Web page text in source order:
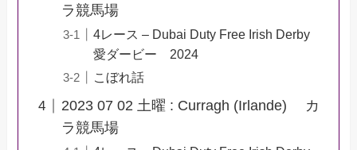
ラ競馬場
4レース – Dubai Duty Free Irish Derby
愛ダービー 2024
こぼれ話
2023 07 02 土曜 : Curragh (Irlande) カ
ラ競馬場